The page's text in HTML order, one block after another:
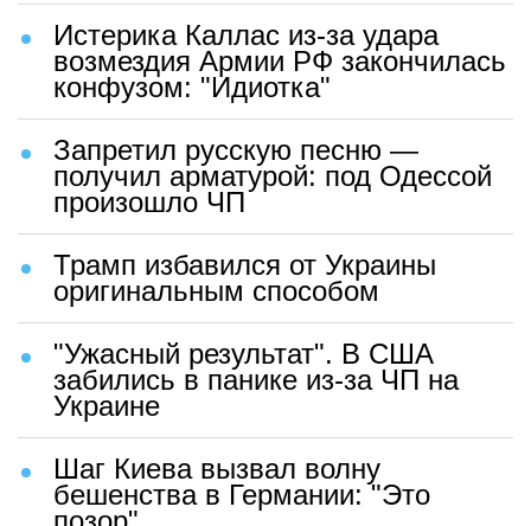
Истерика Каллас из-за удара
возмездия Армии РФ закончилась
конфузом: "Идиотка"
Запретил русскую песню —
получил арматурой: под Одессой
произошло ЧП
Трамп избавился от Украины
оригинальным способом
"Ужасный результат". В США
забились в панике из-за ЧП на
Украине
Шаг Киева вызвал волну
бешенства в Германии: "Это